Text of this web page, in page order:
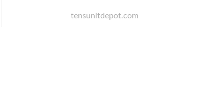
tensunitdepot.com